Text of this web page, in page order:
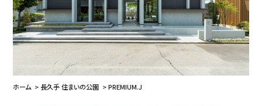
ホーム 長久手 住まいの公園 PREMIUM.J